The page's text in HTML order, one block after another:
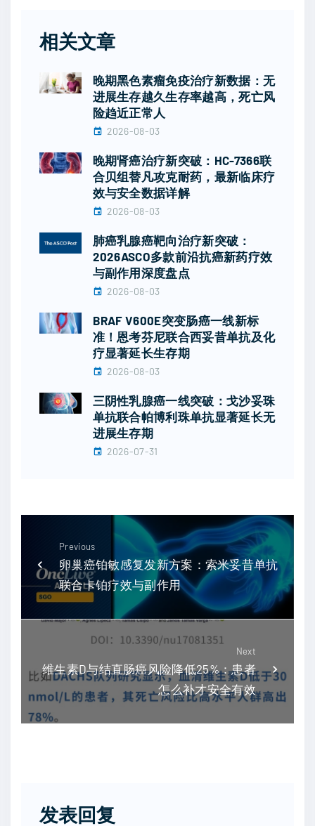
相关文章
晚期黑色素瘤免疫治疗新数据：无
进展生存越久生存率越高，死亡风
险趋近正常人
2026-08-03
晚期肾癌治疗新突破：HC-7366联
合贝组替凡攻克耐药，最新临床疗
效与安全数据详解
2026-08-03
肺癌乳腺癌靶向治疗新突破：
2026ASCO多款前沿抗癌新药疗效
与副作用深度盘点
2026-08-03
BRAF V600E突变肠癌一线新标
准！恩考芬尼联合西妥昔单抗及化
疗显著延长生存期
2026-08-03
三阴性乳腺癌一线突破：戈沙妥珠
单抗联合帕博利珠单抗显著延长无
进展生存期
2026-07-31
Previous
卵巢癌铂敏感复发新方案：索米妥昔单抗
联合卡铂疗效与副作用
Next
维生素D与结直肠癌风险降低25%：患者
怎么补才安全有效
发表回复